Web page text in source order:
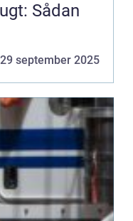
Sådan
29 september 2025